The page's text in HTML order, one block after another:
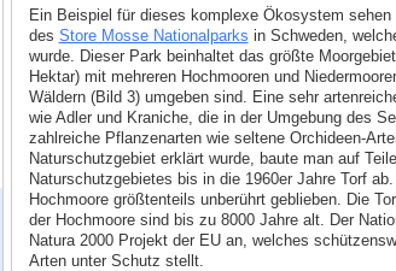
Ein Beispiel für dieses komplexe Ökosystem sehen
des Store Mosse Nationalparks in Schweden,
wurde. Dieser Park beinhaltet das größte
Hektar) mit mehreren Hochmooren und
Wäldern (Bild 3) umgeben sind. Eine sehr
wie Adler und Kraniche, die in der Umgebung des
zahlreiche Pflanzenarten wie seltene Orchideen-
Naturschutzgebiet erklärt wurde, baute man auf
Naturschutzgebietes bis in die 1960er Jahre Torf
Hochmoore größtenteils unberührt geblieben. Die
der Hochmoore sind bis zu 8000 Jahre alt. Der
Natura 2000 Projekt der EU an, welches
Arten unter Schutz stellt.